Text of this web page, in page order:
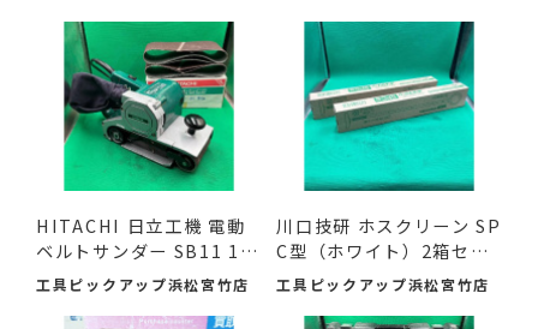
HITACHI 日立工機 電動
ベルトサンダー SB11 11
0mm ...
工具ピックアップ浜松宮竹店
川口技研 ホスクリーン SP
C型（ホワイト）2箱セ
ッ...
工具ピックアップ浜松宮竹店